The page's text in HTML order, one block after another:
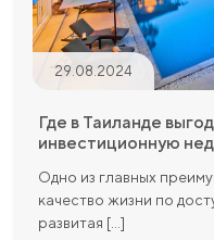
29.08.2024
Где в Таиланде
инвестиционную
Одно из главных
качество жизни по
развитая [...]